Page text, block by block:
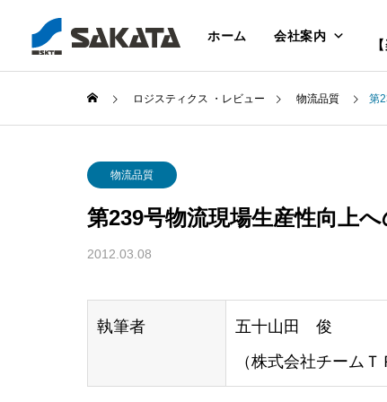
ホーム 会社案内
ロジスティクス ・レビュー 物流品質 第
物流品質
第239号物流現場生産性向上
2012.03.08
執筆者
五十山田 俊
（株式会社チーム